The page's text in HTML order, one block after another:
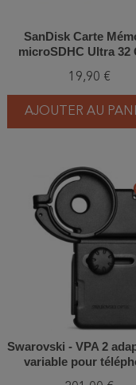
SanDisk Carte
microSDHC Ultra 32
19,90 €
AJOUTER AU
Swarovski - VPA 2
variable pour